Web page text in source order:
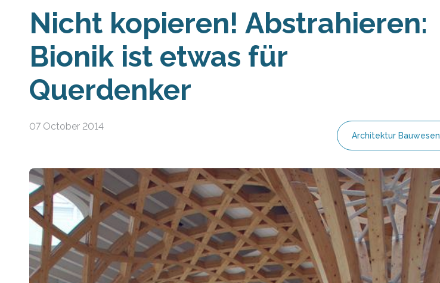
Nicht kopieren! Abstrahieren:
Bionik ist etwas für
Querdenker
07 October 2014
Architektur Bauwesen